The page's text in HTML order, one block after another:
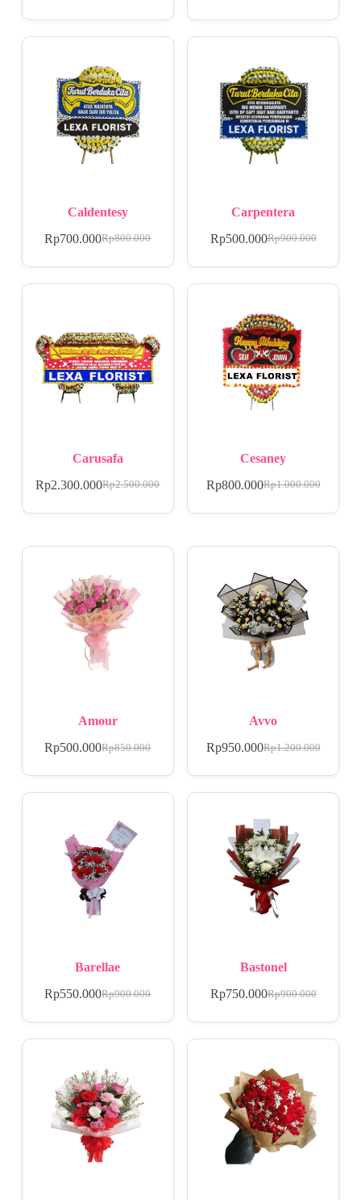
Caldentesy
Rp800.000
Rp700.000
Carpentera
Rp900.000
Rp500.000
Carusafa
Rp2.500.000
Rp2.300.000
Cesaney
Rp1.000.000
Rp800.000
Amour
Rp850.000
Rp500.000
Avvo
Rp1.200.000
Rp950.000
Barellae
Rp900.000
Rp550.000
Bastonel
Rp900.000
Rp750.000